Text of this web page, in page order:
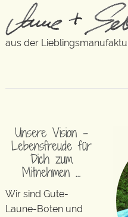
aus der
Unsere Vision –
Lebensfreude für
Dich zum
Mitnehmen …
Wir sind Gute-
Laune-Boten und